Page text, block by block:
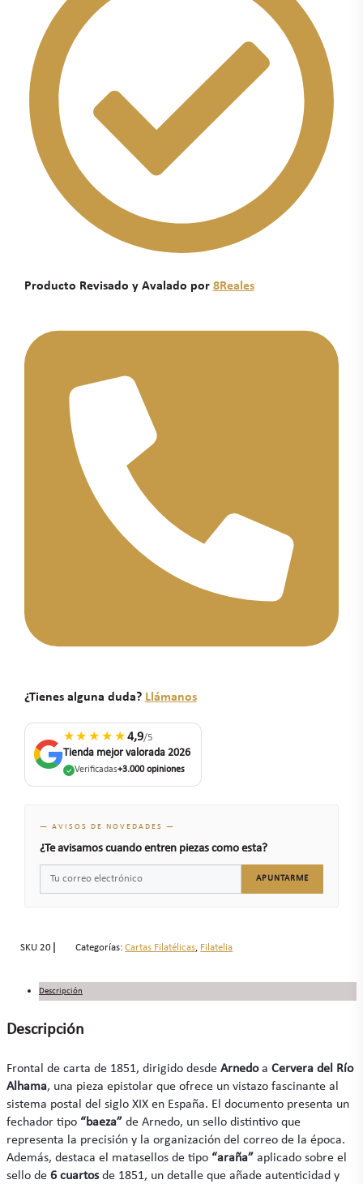
Producto Revisado y Avalado por 8Reales
¿Tienes alguna duda? Llámanos
★★★★★4,9/5
Tienda mejor valorada 2026
Verificadas+3.000 opiniones
— AVISOS DE NOVEDADES —
¿Te avisamos cuando entren piezas como esta?
APUNTARME
SKU20 Categorías: Cartas Filatélicas, Filatelia
Descripción
Descripción
Frontal de carta de 1851, dirigido desde Arnedoa Cervera del Río
Alhama, una pieza epistolar que ofrece un vistazo fascinante al
sistema postal del siglo XIX en España. El documento presenta un
fechador tipo “baeza” de Arnedo, un sello distintivo que
representa la precisión y la organización del correo de la época.
Además, destaca el matasellos de tipo “araña” aplicado sobre el
sello de 6 cuartosde 1851, un detalle que añade autenticidad y